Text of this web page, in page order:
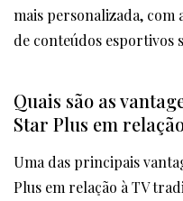
mais personalizada, com
de conteúdos esportivos
Quais são as
Star Plus em
Uma das principais
Plus em relação à TV